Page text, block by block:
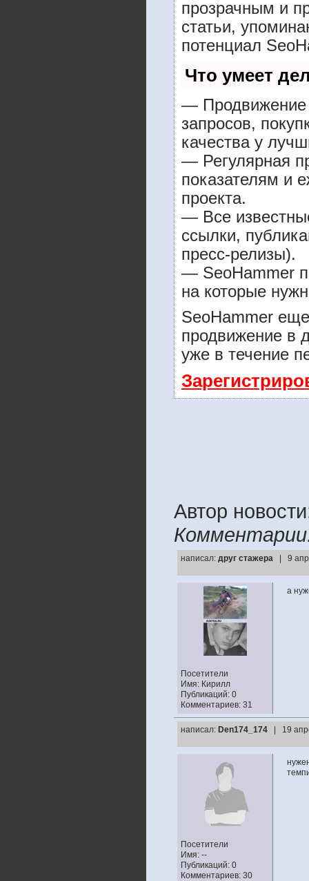
прозрачным и
статьи,
потенциал
Что умеет
— Продвижение
запросов,
качества у
— Регулярная
показателям и
проекта.
— Все
ссылки,
пресс-релизы).
— SeoHammer
на которые
SeoHammer
продвижение в
уже в течение
Автор
написал: друг стажера | 9
Посетители
Имя: Кирилл
Публикаций: 0
Комментариев: 31
а
написал: Den174_174 | 19
Посетители
Имя: --
Публикаций: 0
Комментариев: 30